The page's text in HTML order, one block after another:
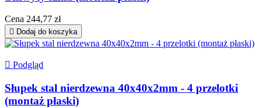
Cena 244,77 zł
 Dodaj do koszyka
 Podgląd
Słupek stal nierdzewna 40x40x2mm - 4 przelotki
(montaż płaski)